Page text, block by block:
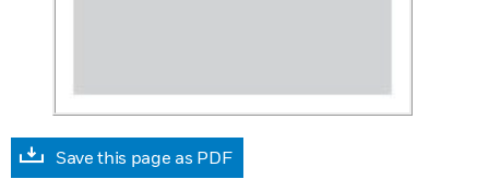
Save this page as PDF